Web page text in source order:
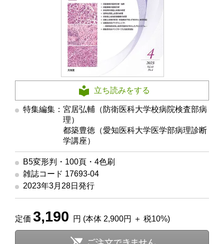
立ち読みをする
特集編集：宮居弘輔（防衛医科大学校病院検査部病
理）
都築豊徳（愛知医科大学医学部病理診断
学講座）
B5変形判・100頁・4色刷
雑誌コード 17693-04
2023年3月28日発行
定価 3,190 円 (本体 2,900円 ＋ 税10%)